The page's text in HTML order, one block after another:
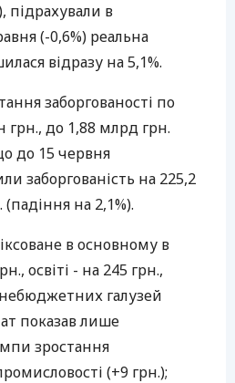
підрахували в
(-0,6%) реальна
відразу на 5,1%.
заборгованості по
грн., до 1,88 млрд грн.
до 15 червня
заборгованість на 225,2
на 2,1%).
в основному в
освіті - на 245 грн.,
галузей
показав лише
зростання
(+9 грн.);